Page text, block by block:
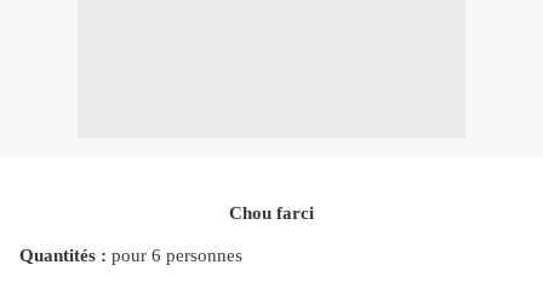
Chou farci
Quantités : pour 6 personnes